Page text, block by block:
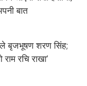
बात
बृजभूषण शरण सिंह;
रचि राखा’